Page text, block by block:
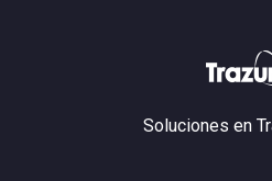
Soluciones en